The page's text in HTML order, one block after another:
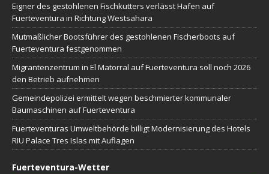
Eigner des gestohlenen Fischkutters verlässt Hafen auf
Fuerteventura in Richtung Westsahara
Mutmaßlicher Bootsführer des gestohlenen Fischerboots auf
Fuerteventura festgenommen
Migrantenzentrum in El Matorral auf Fuerteventura soll noch 2026
den Betrieb aufnehmen
Gemeindepolizei ermittelt wegen beschmierter kommunaler
Baumaschinen auf Fuerteventura
Fuerteventuras Umweltbehörde billigt Modernisierung des Hotels
RIU Palace Tres Islas mit Auflagen
Fuerteventura-Wetter